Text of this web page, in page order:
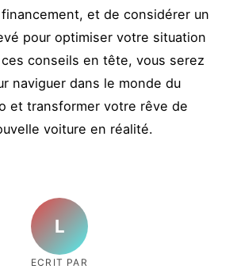
et de considérer un
pour optimiser votre situation
conseils en tête, vous serez
naviguer dans le monde du
et transformer votre rêve de
voiture en réalité.
L
ECRIT PAR